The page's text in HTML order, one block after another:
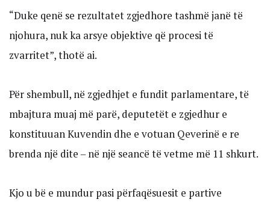
“Duke qenë se rezultatet zgjedhore tashmë janë të
njohura, nuk ka arsye objektive që procesi të
zvarritet”, thotë ai.
Për shembull, në zgjedhjet e fundit parlamentare, të
mbajtura muaj më parë, deputetët e zgjedhur e
konstituuan Kuvendin dhe e votuan Qeverinë e re
brenda një dite – në një seancë të vetme më 11 shkurt.
Kjo u bë e mundur pasi përfaqësuesit e partive